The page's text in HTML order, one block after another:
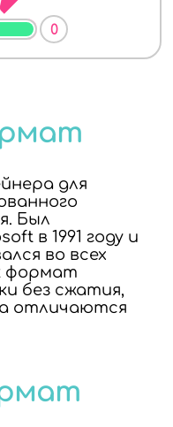
0
для
Был
в 1991 году и
во всех
формат
без сжатия,
отличаются